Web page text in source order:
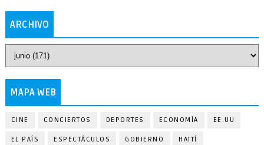
ARCHIVO
MAPA WEB
CINE CONCIERTOS DEPORTES ECONOMÍA EE.UU
EL PAÍS ESPECTÁCULOS GOBIERNO HAITÍ